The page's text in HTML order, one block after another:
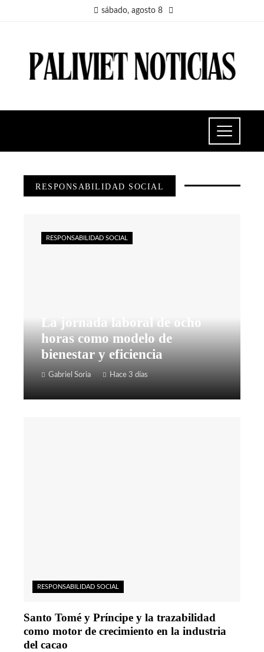
sábado, agosto 8
RESPONSABILIDAD SOCIAL
La jornada laboral de ocho
horas como modelo de
bienestar y eficiencia
Gabriel Soria Hace 3 días
RESPONSABILIDAD SOCIAL
RESPONSABILIDAD SOCIAL
Santo Tomé y Príncipe y la trazabilidad
como motor de crecimiento en la industria
del cacao